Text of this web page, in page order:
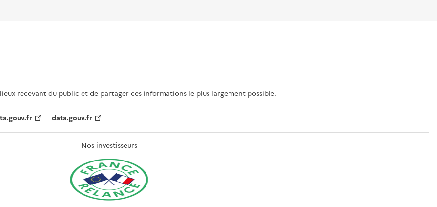
recevant du public et de partager ces informations le plus largement possible.
data.gouv.fr
Nos investisseurs